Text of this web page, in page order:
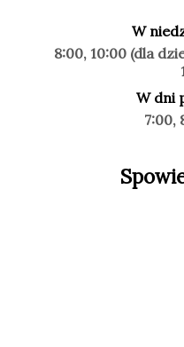
W
8:00, 10:00 (dla
W dni
7:00,